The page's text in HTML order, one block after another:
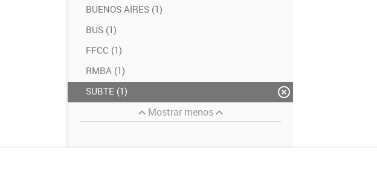
BUENOS AIRES (1)
BUS (1)
FFCC (1)
RMBA (1)
SUBTE (1)
Mostrar menos